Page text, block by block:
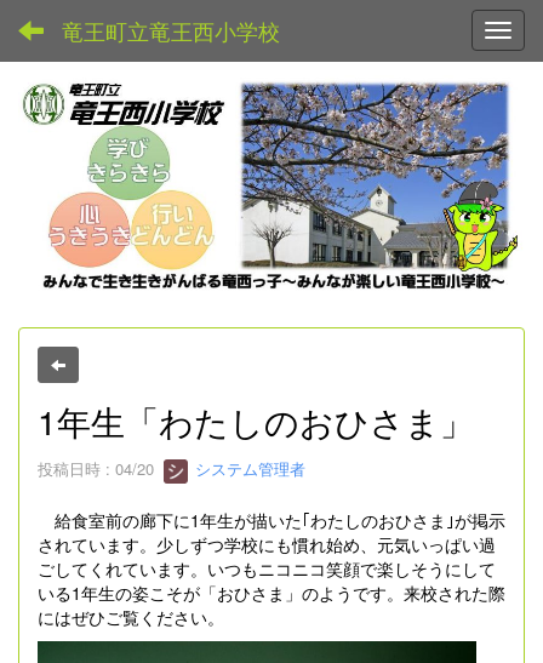
竜王町立竜王西小学校
1年生「わたしのおひさま」
投稿日時 : 04/20 システム管理者
給食室前の廊下に1年生が描いた｢わたしのおひさま｣が掲示
されています。少しずつ学校にも慣れ始め、元気いっぱい過
ごしてくれています。いつもニコニコ笑顔で楽しそうにして
いる1年生の姿こそが「おひさま」のようです。来校された際
にはぜひご覧ください。